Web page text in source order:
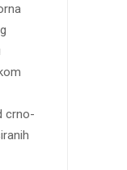
crno-